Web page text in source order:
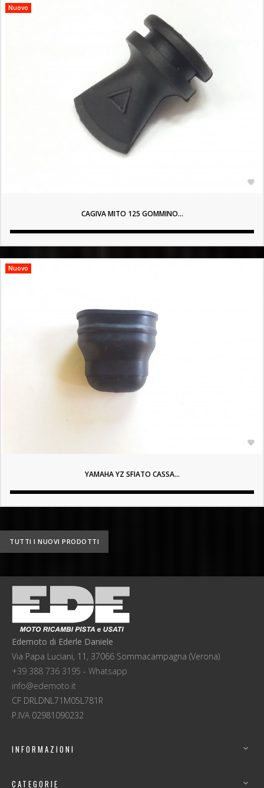
Nuovo

CAGIVA MITO 125 GOMMINO...
Nuovo

YAMAHA YZ SFIATO CASSA...
TUTTI I NUOVI PRODOTTI
Edemoto di Ederle Daniele
Via Papa Luciani, 11, 37066 Sommacampagna (Verona)
+39 388 736 3195 - Whatsapp
info@edemoto.it
CF DRLDNL71M05L781R
P.IVA 02981090232
INFORMAZIONI 
CATEGORIE 